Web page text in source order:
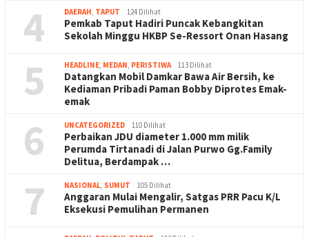
4 DAERAH, TAPUT 124 Dilihat
Pemkab Taput Hadiri Puncak Kebangkitan
Sekolah Minggu HKBP Se-Ressort Onan Hasang
5 HEADLINE, MEDAN, PERISTIWA 113 Dilihat
Datangkan Mobil Damkar Bawa Air Bersih, ke
Kediaman Pribadi Paman Bobby Diprotes Emak-
emak
6 UNCATEGORIZED 110 Dilihat
Perbaikan JDU diameter 1.000 mm milik
Perumda Tirtanadi di Jalan Purwo Gg.Family
Delitua, Berdampak …
7 NASIONAL, SUMUT 105 Dilihat
Anggaran Mulai Mengalir, Satgas PRR Pacu K/L
Eksekusi Pemulihan Permanen